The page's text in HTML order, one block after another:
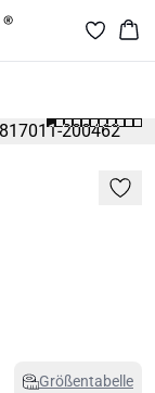
Größentabelle